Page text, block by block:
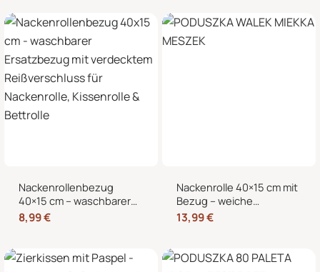
Nackenrollenbezug
40×15 cm – waschbarer
Ersatzbezug mit
verdecktem
Nackenrolle, Kissenrolle &
8,99€
Nackenrolle 40×15 cm mit
Bezug – weiche
Kissenrolle in Samt-Optik,
Nackenstütze,
dekorative Bettrolle für
13,99€